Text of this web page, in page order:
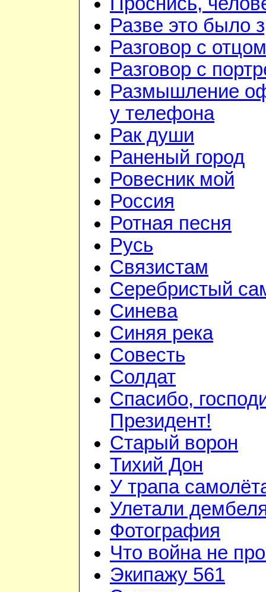
Разве это было
Разговор с отцом
Разговор с
Размышление
у телефона
Рак души
Раненый город
Ровесник мой
Россия
Ротная песня
Русь
Связистам
Серебристый
Синева
Синяя река
Совесть
Солдат
Спасибо,
Президент!
Старый ворон
Тихий Дон
У трапа
Улетали
Фотография
Что война не
Экипажу 561